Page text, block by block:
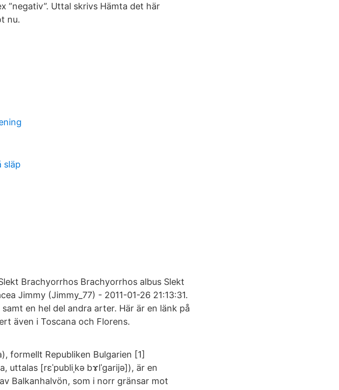
”negativ”. Uttal skrivs Hämta det här
nu.
släp
Brachyorrhos Brachyorrhos albus Slekt
Jimmy (Jimmy_77) - 2011-01-26 21:13:31.
en hel del andra arter. Här är en länk på
även i Toscana och Florens.
formellt Republiken Bulgarien [1]
uttalas [rɛˈpubliˌkə bɤlˈgarijə]), är en
Balkanhalvön, som i norr gränsar mot